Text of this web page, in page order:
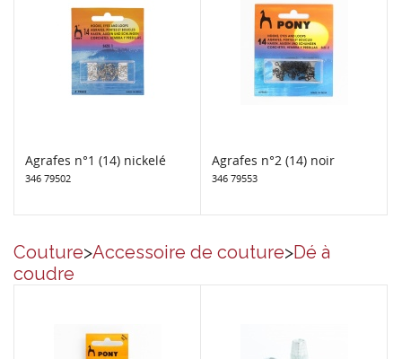
Agrafes n°1 (14) nickelé
346 79502
Agrafes n°2 (14) noir
346 79553
Couture>Accessoire de couture>Dé à
coudre